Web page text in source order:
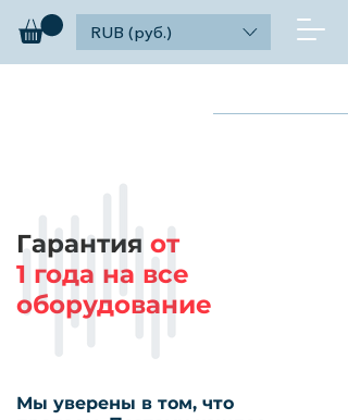
RUB (руб.)
Гарантия от
1 года на все
оборудование
Мы уверены в том, что